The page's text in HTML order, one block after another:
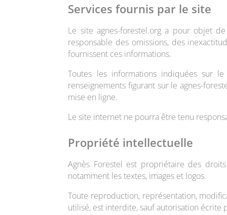
Services fournis par le site
Le site agnes-forestel.org a pour objet
responsable des omissions, des
fournissent ces informations.
Toutes les informations indiquées sur
renseignements figurant sur le agnes-
mise en ligne.
Le site internet ne pourra être tenu
Propriété intellectuelle
Agnès Forestel est propriétaire des
notamment les textes, images et logos.
Toute reproduction, représentation,
utilisé, est interdite, sauf autorisation écrite